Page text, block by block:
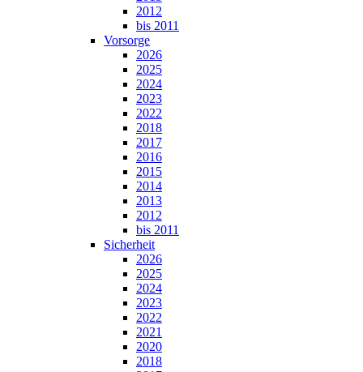
2012
bis 2011
Vorsorge
2026
2025
2024
2023
2022
2018
2017
2016
2015
2014
2013
2012
bis 2011
Sicherheit
2026
2025
2024
2023
2022
2021
2020
2018